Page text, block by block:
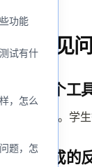
常见
这个工
不会。学
生成的
功能
试有什
，怎么
题，怎